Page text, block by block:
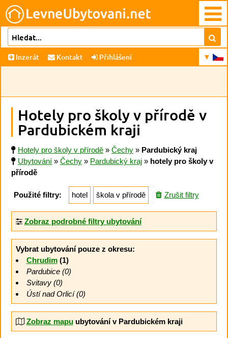
Inzerát Kontakt Přihlášení
Hotely pro školy v přírodě v
Pardubickém kraji
Hotely pro školy v přírodě » Čechy » Pardubický kraj
Ubytování » Čechy » Pardubický kraj » hotely pro školy v
přírodě
Použité filtry: hotel škola v přírodě Zrušit filtry
Zobraz podrobné filtry ubytování
Vybrat ubytování pouze z okresu:
Chrudim(1)
Pardubice (0)
Svitavy (0)
Ústí nad Orlicí (0)
Zobraz mapuubytování v Pardubickém kraji